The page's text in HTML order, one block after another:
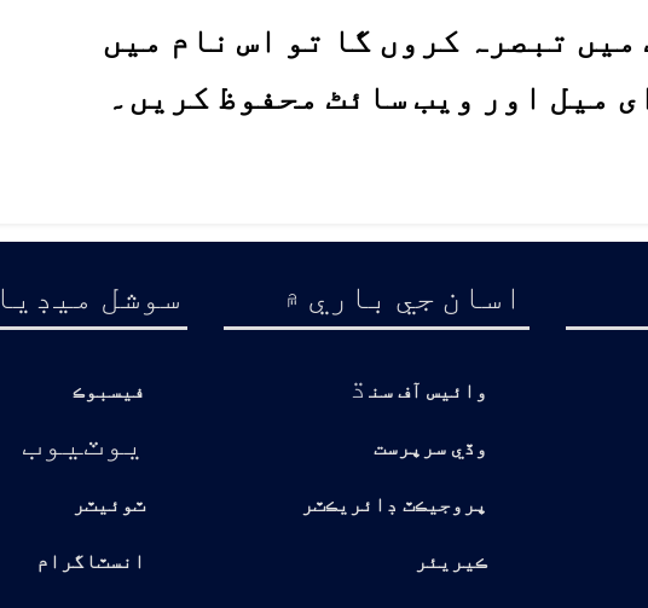
میں تبصرہ کروں گا تو اس نام میں
میل اور ویب سائٹ محفوظ کریں۔
اسان جي باري ۾
وائيس آف سن ڌ
وڏي سرپرست
پروجيڪٽ ڊائريڪٽر
ڪيريئر
سوشل ميڊيا
فيسبوڪ
يوٽيوب
ٽوئيٽر
انسٽاگرام